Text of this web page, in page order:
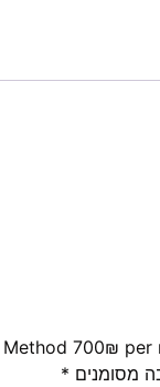
מסומנים *